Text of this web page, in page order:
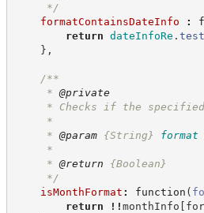
*/
formatContainsDateInfo
:
return dateInfoRe . test
} ,
/**
* @private
* Checks if the specified
*
* @param {String} format
*
* @return
{Boolean}
*/
isMonthFormat : function (
return
!! monthInfo [